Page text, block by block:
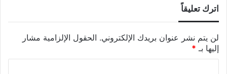
اترك تعليقاً
لن يتم نشر عنوان بريدك الإلكتروني. الحقول الإلزامية مشار
إليها بـ *